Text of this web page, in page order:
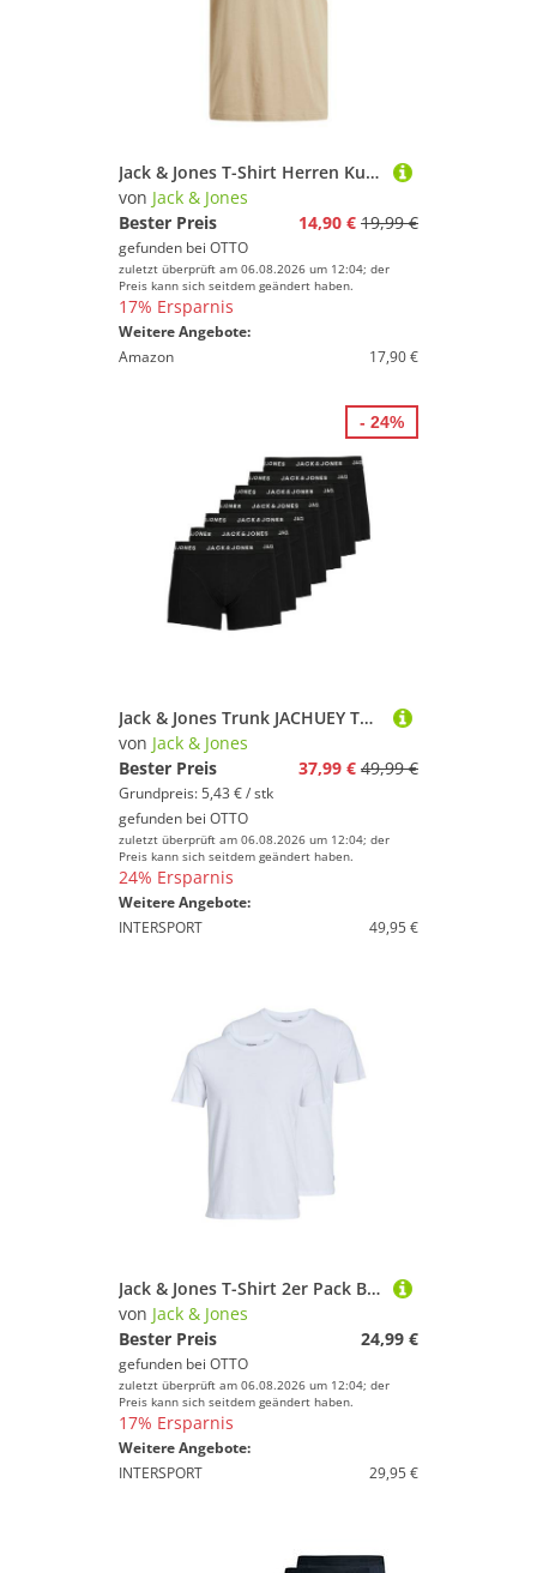
Jack & Jones T-Shirt Herren Kurzarm Rundhals T-Shirt JPRBLUARCHIE SS TEE CREW NECK
von Jack & Jones
Bester Preis
14,90 € 19,99 €
gefunden bei OTTO
zuletzt überprüft am 06.08.2026 um 12:04; der
Preis kann sich seitdem geändert haben.
17% Ersparnis
Weitere Angebote:
Amazon
17,90 €
Jack & Jones Trunk JACHUEY TRUNKS 7 PACK NOOS (Packung, 7-St)
von Jack & Jones
Bester Preis
37,99 € 49,99 €
Grundpreis: 5,43 € / stk
gefunden bei OTTO
zuletzt überprüft am 06.08.2026 um 12:04; der
Preis kann sich seitdem geändert haben.
24% Ersparnis
Weitere Angebote:
INTERSPORT
49,95 €
- 24%
Jack & Jones T-Shirt 2er Pack Basic (Spar-Set, 2-tlg) T-Shirt - Baumwolle - Atmungsaktiv - Vielseitiges Basic
von Jack & Jones
Bester Preis
24,99 €
gefunden bei OTTO
zuletzt überprüft am 06.08.2026 um 12:04; der
Preis kann sich seitdem geändert haben.
17% Ersparnis
Weitere Angebote:
INTERSPORT
29,95 €